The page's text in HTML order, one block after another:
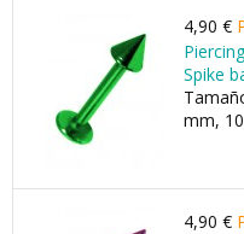
4,90 €
Spike
mm,
4,90 €